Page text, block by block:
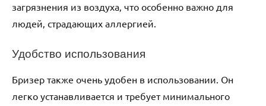
загрязнения из воздуха‚ что особенно важно для
людей‚ страдающих аллергией.
Удобство использования
Бризер также очень удобен в использовании. Он
легко устанавливается и требует минимального